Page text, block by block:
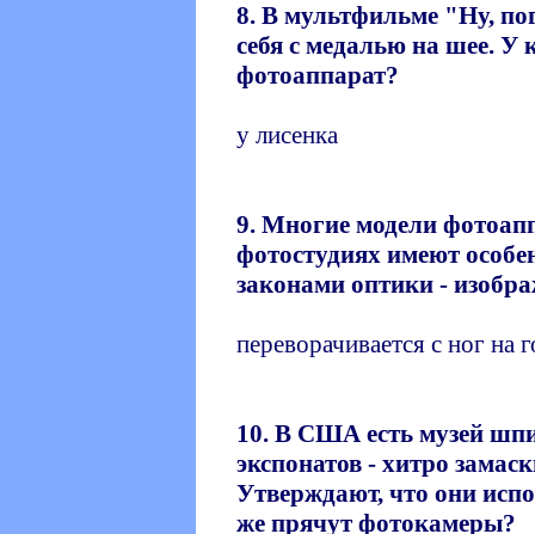
8. В мультфильме "Ну,
себя с медалью на шее. У
фотоаппарат?
у лисенка
9. Многие модели
фотостудиях имеют
законами оптики -
переворачивается с ног на
10. В США есть музей
экспонатов - хитро
Утверждают, что они
же прячут фотокамеры?